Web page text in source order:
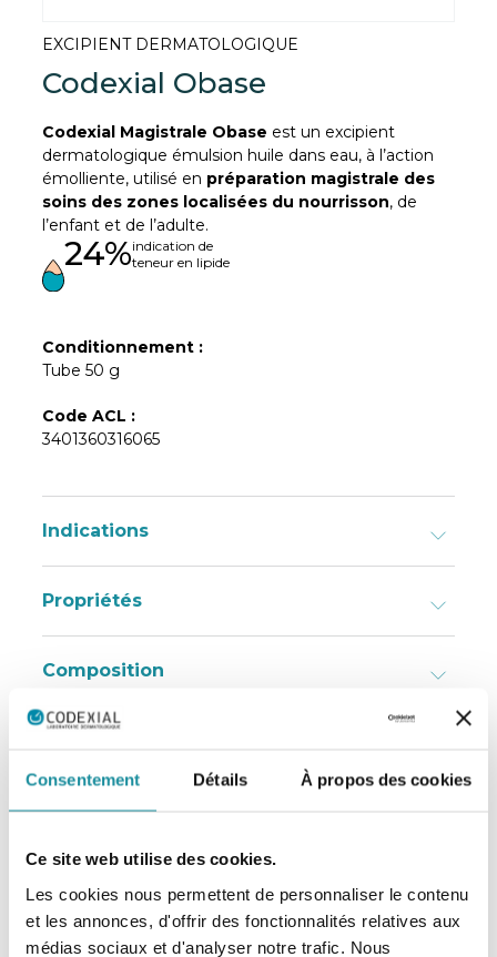
Consentement Détails À propos des cookies
Ce site web utilise des cookies.
Les cookies nous permettent de personnaliser le contenu
et les annonces, d'offrir des fonctionnalités relatives aux
médias sociaux et d'analyser notre trafic. Nous
EXCIPIENT DERMATOLOGIQUE
Codexial Obase
Codexial Magistrale Obase est un excipient
dermatologique émulsion huile dans eau, à l’action
émolliente, utilisé en préparation magistrale des
soins des zones localisées du nourrisson, de
l’enfant et de l’adulte.
24%indication de
teneur en lipide
Conditionnement :
Tube 50 g
Code ACL :
3401360316065
Indications
Propriétés
Composition
Codexial